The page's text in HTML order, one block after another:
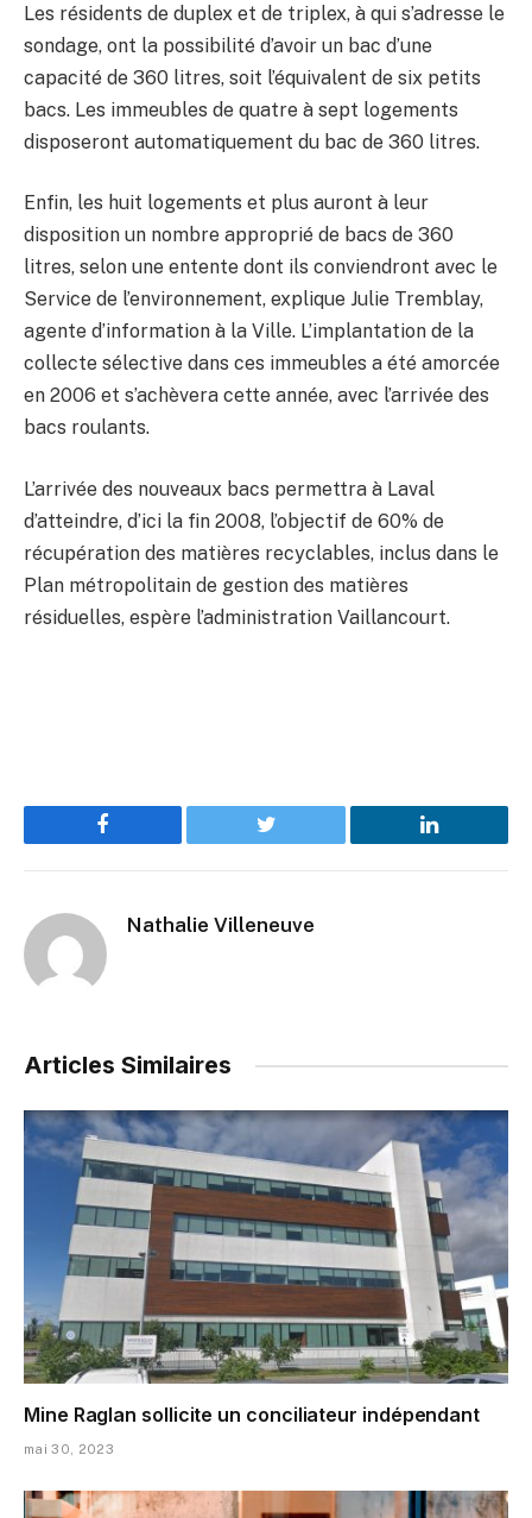
Les résidents de duplex et de triplex, à qui s’adresse le
sondage, ont la possibilité d’avoir un bac d’une
capacité de 360 litres, soit l’équivalent de six petits
bacs. Les immeubles de quatre à sept logements
disposeront automatiquement du bac de 360 litres.
Enfin, les huit logements et plus auront à leur
disposition un nombre approprié de bacs de 360
litres, selon une entente dont ils conviendront avec le
Service de l’environnement, explique Julie Tremblay,
agente d’information à la Ville. L’implantation de la
collecte sélective dans ces immeubles a été amorcée
en 2006 et s’achèvera cette année, avec l’arrivée des
bacs roulants.
L’arrivée des nouveaux bacs permettra à Laval
d’atteindre, d’ici la fin 2008, l’objectif de 60% de
récupération des matières recyclables, inclus dans le
Plan métropolitain de gestion des matières
résiduelles, espère l’administration Vaillancourt.
Facebook Twitter LinkedIn
Nathalie Villeneuve
Articles Similaires
Mine Raglan sollicite un conciliateur indépendant
mai 30, 2023